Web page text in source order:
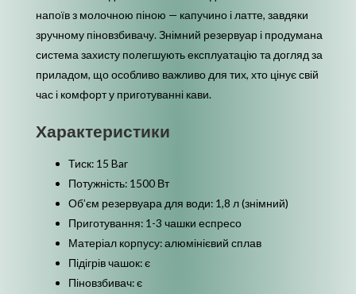
напоїв з молочною піною — капучино і латте, завдяки
зручному піновзбивачу. Знімний резервуар і продумана
система захисту полегшують експлуатацію та догляд за
приладом, що особливо важливо для тих, хто цінує свій
час і комфорт у приготуванні кави.
Характеристики
Тиск: 15 Bar
Потужність: 1500 Вт
Об’єм резервуара для води: 1,8 л (знімний)
Приготування: 1-3 чашки еспресо
Матеріал корпусу: алюмінієвий сплав
Підігрів чашок: є
Піновзбивач: є